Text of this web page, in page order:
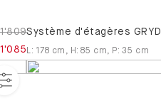
1'809Système d'étagères GRYD
L: 178 cm , H : 85 cm, P: 35 cm